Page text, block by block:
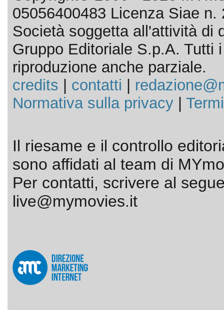
05056400483 Licenza Siae n.
Società soggetta all'attività di
Gruppo Editoriale S.p.A. Tutti
riproduzione anche parziale.
credits
contatti
Normativa sulla privacy|
Il riesame e il controllo
sono affidati al team di
Per contatti, scrivere al
live@mymovies.it